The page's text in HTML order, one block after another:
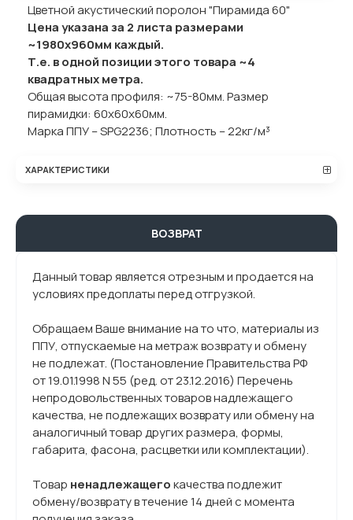
Цветной акустический поролон "Пирамида 60"
Цена указана за 2 листа размерами
~1980х960мм каждый.
Т.е. в одной позиции этого товара ~4
квадратных метра.
Общая высота профиля: ~75-80мм. Размер
пирамидки: 60x60x60мм.
Марка ППУ – SPG2236; Плотность – 22кг/м³
ХАРАКТЕРИСТИКИ
ВОЗВРАТ
Данный товар является отрезным и продается на
условиях предоплаты перед отгрузкой.
Обращаем Ваше внимание на то что, материалы из
ППУ, отпускаемые на метраж возврату и обмену
не подлежат. (Постановление Правительства РФ
от 19.01.1998 N 55 (ред. от 23.12.2016) Перечень
непродовольственных товаров надлежащего
качества, не подлежащих возврату или обмену на
аналогичный товар других размера, формы,
габарита, фасона, расцветки или комплектации).
Товар ненадлежащегокачества подлежит
обмену/возврату в течение 14 дней с момента